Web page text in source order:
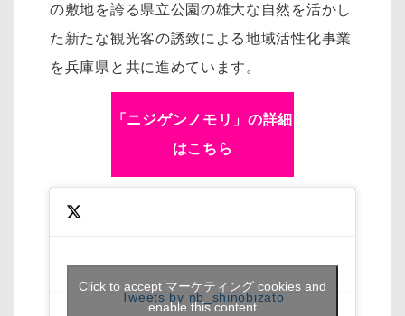
の敷地を誇る県立公園の雄大な自然を活かし
た新たな観光客の誘致による地域活性化事業
を兵庫県と共に進めています。
「ニジゲンノモリ」の詳細
はこちら
Tweets by nb_shinobizato
Click to accept マーケティング cookies and
enable this content